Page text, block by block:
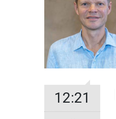
12:21